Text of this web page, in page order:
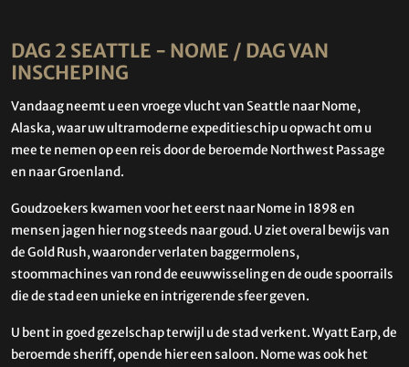
DAG 2 SEATTLE - NOME / DAG VAN
INSCHEPING
Vandaag neemt u een vroege vlucht van Seattle naar Nome,
Alaska, waar uw ultramoderne expeditieschip u opwacht om u
mee te nemen op een reis door de beroemde Northwest Passage
en naar Groenland.
Goudzoekers kwamen voor het eerst naar Nome in 1898 en
mensen jagen hier nog steeds naar goud. U ziet overal bewijs van
de Gold Rush, waaronder verlaten baggermolens,
stoommachines van rond de eeuwwisseling en de oude spoorrails
die de stad een unieke en intrigerende sfeer geven.
U bent in goed gezelschap terwijl u de stad verkent. Wyatt Earp, de
beroemde sheriff, opende hier een saloon. Nome was ook het